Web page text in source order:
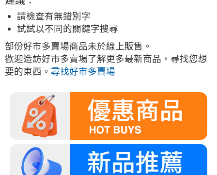
請檢查有無錯別字
試試以不同的關鍵字搜尋
部份好市多賣場商品未於線上販售。
歡迎造訪好市多賣場了解更多最新商品，尋找您想
要的東西。 尋找好市多賣場